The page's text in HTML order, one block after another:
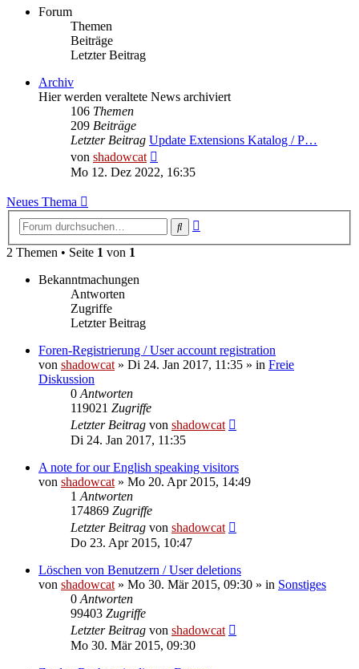
Forum
Themen
Beiträge
Letzter Beitrag
Archiv
Hier werden veraltete News archiviert
106 Themen
209 Beiträge
Letzter Beitrag Update Extensions Katalog / P…
von shadowcat
Beitrag
Mo 12. Dez 2022, 16:35
Neues Thema
Suche
2 Themen • Seite 1 von 1
Bekanntmachungen
Antworten
Zugriffe
Letzter Beitrag
Foren-Registrierung / User account registration
von shadowcat » Di 24. Jan 2017, 11:35 » in Freie
Diskussion
0 Antworten
119021 Zugriffe
Letzter Beitrag von shadowcat
Di 24. Jan 2017, 11:35
A note for our English speaking visitors
von shadowcat » Mo 20. Apr 2015, 14:49
1 Antworten
174869 Zugriffe
Letzter Beitrag von shadowcat
Do 23. Apr 2015, 10:47
Löschen von Benutzern / User deletions
von shadowcat » Mo 30. Mär 2015, 09:30 » in Sonstiges
0 Antworten
99403 Zugriffe
Letzter Beitrag von shadowcat
Mo 30. Mär 2015, 09:30